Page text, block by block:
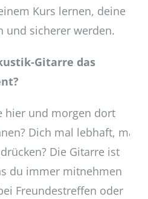
Kurs lernen, deine
und sicherer werden.
Gitarre das
hier und morgen dort
Dich mal lebhaft, mal
Die Gitarre ist
du immer mitnehmen
Freundestreffen oder